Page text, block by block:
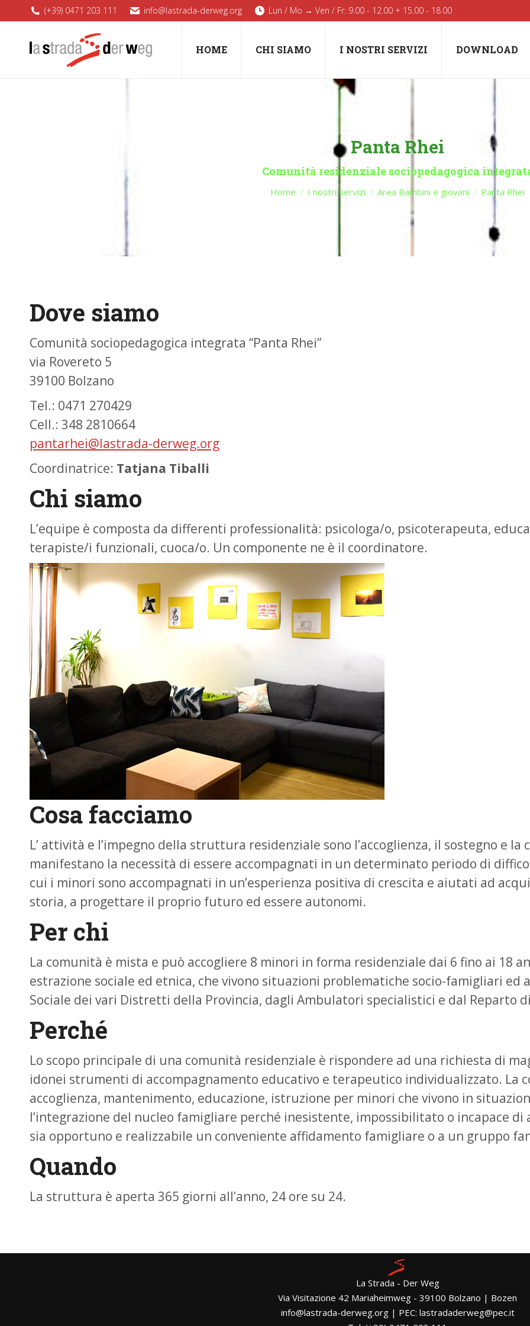
(+39) 0471 203 111 info@lastrada-derweg.org Lun / Mo → Ven / Fr: 9.00 - 12.00 + 15.00 - 18.00
HOME CHI SIAMO I NOSTRI SERVIZI DOWNLOAD
Panta Rhei
Comunità residenziale sociopedagogica
You are here:
Home I nostri servizi Area Bambini e giovani Panta Rhei
Dove siamo
Comunità sociopedagogica integrata “Panta Rhei”
via Rovereto 5
39100 Bolzano
Tel.: 0471 270429
Cell.: 348 2810664
pantarhei@lastrada-derweg.org
Coordinatrice: Tatjana Tiballi
Chi siamo
L’equipe è composta da differenti professionalità: psicologa/o, psicoterapeuta,
terapiste/i funzionali, cuoca/o. Un componente ne è il coordinatore.
Cosa facciamo
L’ attività e l’impegno della struttura residenziale sono l’accoglienza, il sostegno e
manifestano la necessità di essere accompagnati in un determinato periodo di
cui i minori sono accompagnati in un’esperienza positiva di crescita e aiutati ad
storia, a progettare il proprio futuro ed essere autonomi.
Per chi
La comunità è mista e può accogliere 8 minori in forma residenziale dai 6 fino ai 18
estrazione sociale ed etnica, che vivono situazioni problematiche socio-famigliari ed
Sociale dei vari Distretti della Provincia, dagli Ambulatori specialistici e dal Reparto
Perché
Lo scopo principale di una comunità residenziale è rispondere ad una richiesta di
idonei strumenti di accompagnamento educativo e terapeutico individualizzato. La
accoglienza, mantenimento, educazione, istruzione per minori che vivono in
l’integrazione del nucleo famigliare perché inesistente, impossibilitato o incapace
sia opportuno e realizzabile un conveniente affidamento famigliare o a un gruppo
Quando
La struttura è aperta 365 giorni all’anno, 24 ore su 24.
La Strada - Der Weg
Via Visitazione 42 Mariaheimweg - 39100 Bolzano | Bozen
info@lastrada-derweg.org | PEC: lastradaderweg@pec.it